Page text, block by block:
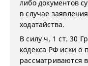
либо документов
в случае
ходатайства.
В силу ч. 1 ст. 30
кодекса РФ иски
рассматриваются